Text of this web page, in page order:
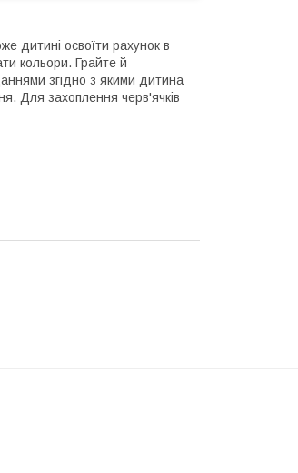
дитині освоїти рахунок в
кольори. Грайте й
згідно з якими дитина
Для захоплення черв'ячків